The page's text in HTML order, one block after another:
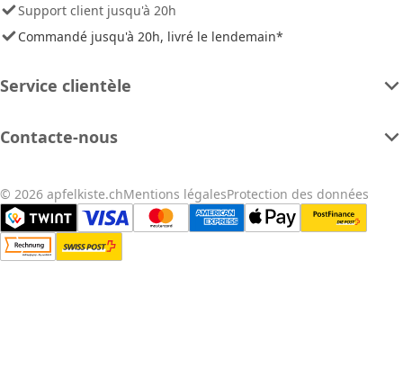
Support client jusqu'à 20h
Commandé jusqu'à 20h, livré le lendemain*
Service clientèle
Contacte-nous
© 2026 apfelkiste.chMentions légalesProtection des données